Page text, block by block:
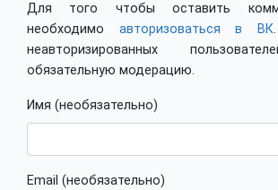
Для того чтобы оставить
необходимо авторизоваться в ВК
неавторизированных
обязательную модерацию.
Имя (необязательно)
Email (необязательно)